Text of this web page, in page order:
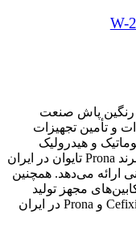
پاش صنعت
زمینه واردات و تأمین تجهیزات
و هیدرولیک
فعالیت دارد. این شرکت نماینده انحصاری برند Prona تایوان در ایران
ارائه می‌دهد. همچنین
مجهز تولید
می‌کند. رنگین پاش صنعت مالک برندهای Cefixit و Prona در ایران